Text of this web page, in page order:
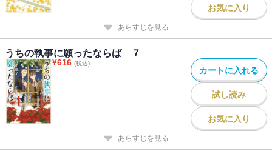
お気に入り
あらすじを見る
うちの執事に願ったならば ７
¥616 (税込)
カートに入れる
試し読み
お気に入り
あらすじを見る